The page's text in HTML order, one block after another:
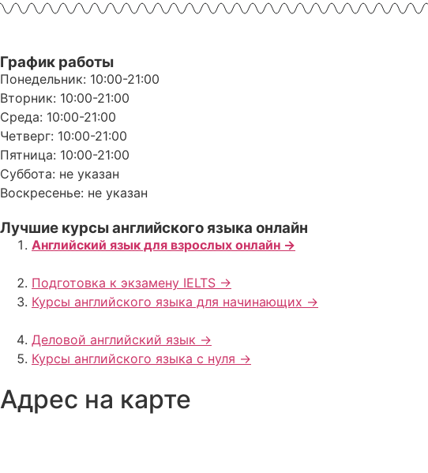
График работы
Понедельник: 10:00-21:00
Вторник: 10:00-21:00
Среда: 10:00-21:00
Четверг: 10:00-21:00
Пятница: 10:00-21:00
Суббота: не указан
Воскресенье: не указан
Лучшие курсы английского языка онлайн
Английский язык для взрослых онлайн ->
Подготовка к экзамену IELTS ->
Курсы английского языка для начинающих ->
Деловой английский язык ->
Курсы английского языка с нуля ->
Адрес на карте